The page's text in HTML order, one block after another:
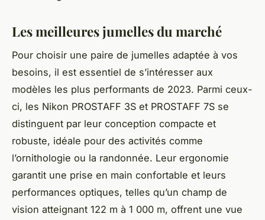
Les meilleures jumelles du marché
Pour choisir une paire de jumelles adaptée à vos
besoins, il est essentiel de s’intéresser aux
modèles les plus performants de 2023. Parmi ceux-
ci, les Nikon PROSTAFF 3S et PROSTAFF 7S se
distinguent par leur conception compacte et
robuste, idéale pour des activités comme
l’ornithologie ou la randonnée. Leur ergonomie
garantit une prise en main confortable et leurs
performances optiques, telles qu’un champ de
vision atteignant 122 m à 1 000 m, offrent une vue